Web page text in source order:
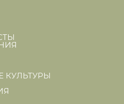
КУЛЬТУРЫ